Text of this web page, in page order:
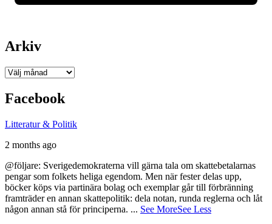
Arkiv
Arkiv
Facebook
Litteratur & Politik
2 months ago
@följare: Sverigedemokraterna vill gärna tala om skattebetalarnas
pengar som folkets heliga egendom. Men när fester delas upp,
böcker köps via partinära bolag och exemplar går till förbränning
framträder en annan skattepolitik: dela notan, runda reglerna och låt
någon annan stå för principerna. ... See MoreSee Less